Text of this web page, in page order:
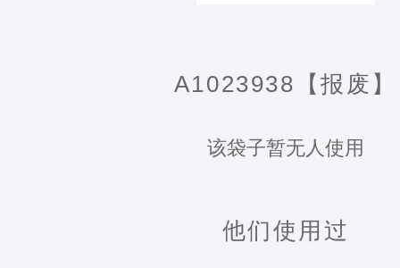
A1023938【报废】
该袋子暂无人使用
他们使用过